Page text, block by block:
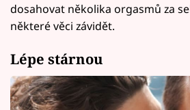
dosahovat několika orgasmů za
některé věci závidět.
Lépe stárnou